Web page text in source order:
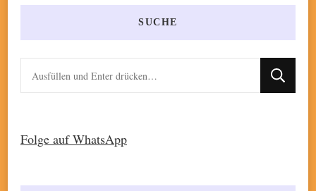
SUCHE
Suchst
du
etwas?
Folge auf WhatsApp